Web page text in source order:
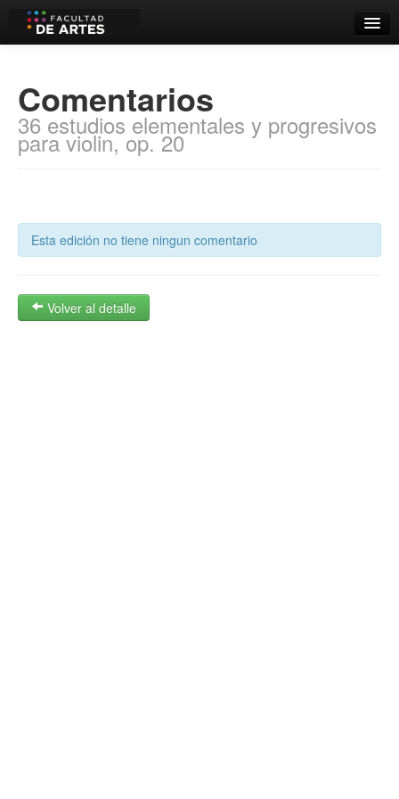
Búsqueda Avanzada
Estantes Virtuales
Contacto
Iniciar sesión
Comentarios
36 estudios elementales y progresivos
para violin, op. 20
Esta edición no tiene ningun comentario
Volver al detalle